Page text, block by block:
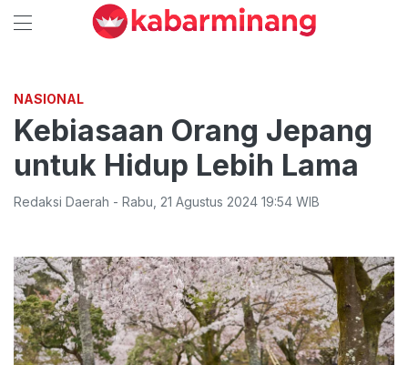
NASIONAL
Kebiasaan Orang Jepang
untuk Hidup Lebih Lama
Redaksi Daerah - Rabu 21 Agustus 2024 19:54 WIB